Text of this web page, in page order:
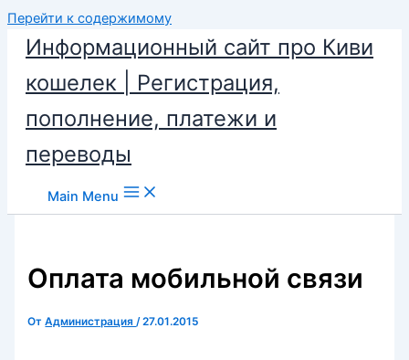
Перейти к содержимому
Информационный сайт про Киви
кошелек | Регистрация,
пополнение, платежи и
переводы
Main Menu
Оплата мобильной связи
ОтАдминистрация/27.01.2015